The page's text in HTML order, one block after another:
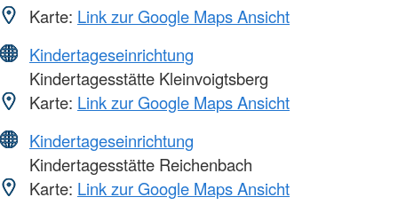
Karte: Link zur Google Maps Ansicht
Kindertageseinrichtung
Kindertagesstätte Kleinvoigtsberg
Karte: Link zur Google Maps Ansicht
Kindertageseinrichtung
Kindertagesstätte Reichenbach
Karte: Link zur Google Maps Ansicht